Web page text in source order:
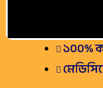
১০০%